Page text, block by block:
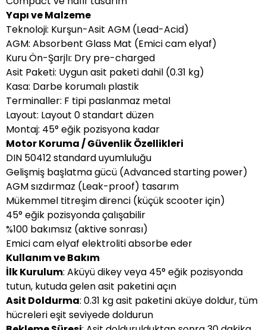
Yapı ve Malzeme
Teknoloji: Kurşun-Asit AGM (Lead-Acid)
AGM: Absorbent Glass Mat (Emici cam elyaf)
Kuru Ön-Şarjlı: Dry pre-charged
Asit Paketi: Uygun asit paketi dahil (0.31 kg)
Kasa: Darbe korumalı plastik
Terminaller: F tipi paslanmaz metal
Layout: Layout 0 standart düzen
Montaj: 45° eğik pozisyona kadar
Motor Koruma / Güvenlik Özellikleri
DIN 50412 standard uyumluluğu
Gelişmiş başlatma gücü (Advanced starting power)
AGM sızdırmaz (Leak-proof) tasarım
Mükemmel titreşim direnci (küçük scooter için)
45° eğik pozisyonda çalışabilir
%100 bakımsız (aktive sonrası)
Emici cam elyaf elektroliti absorbe eder
Kullanım ve Bakım
İlk Kurulum: Aküyü dikey veya 45° eğik pozisyonda
tutun, kutuda gelen asit paketini açın
Asit Doldurma: 0.31 kg asit paketini aküye doldur, tüm
hücreleri eşit seviyede doldurun